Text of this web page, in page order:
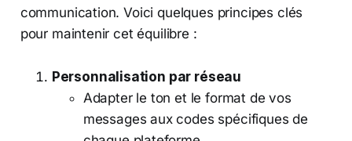
communication. Voici quelques principes clés
pour maintenir cet équilibre :
Personnalisation par réseau
Adapter le ton et le format de vos
messages aux codes spécifiques de